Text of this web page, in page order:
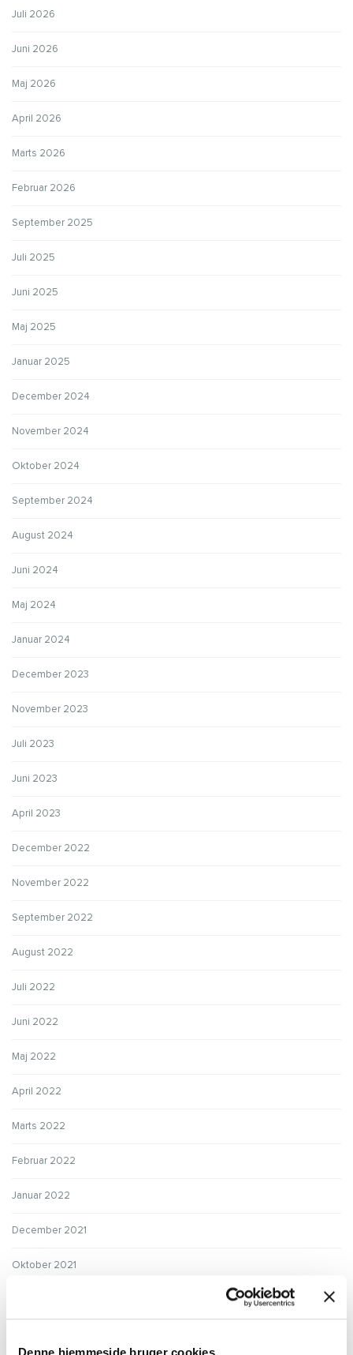
Juli 2026
Juni 2026
Maj 2026
April 2026
Marts 2026
Februar 2026
September 2025
Juli 2025
Juni 2025
Maj 2025
Januar 2025
December 2024
November 2024
Oktober 2024
September 2024
August 2024
Juni 2024
Maj 2024
Januar 2024
December 2023
November 2023
Juli 2023
Juni 2023
April 2023
December 2022
November 2022
September 2022
August 2022
Juli 2022
Juni 2022
Maj 2022
April 2022
Marts 2022
Februar 2022
Januar 2022
December 2021
Oktober 2021